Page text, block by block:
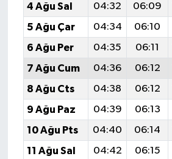
4 Ağu Sal
04:32 06:09
5 Ağu Çar
04:34 06:10
6 Ağu Per
04:35 06:11
7 Ağu Cum
04:36 06:12
8 Ağu Cts
04:38 06:12
9 Ağu Paz
04:39 06:13
10 Ağu Pts
04:40 06:14
11 Ağu Sal
04:42 06:15